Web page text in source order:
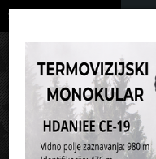
Vaša košarica je še prazna